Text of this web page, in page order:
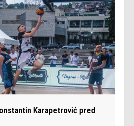
Karapetrović pred